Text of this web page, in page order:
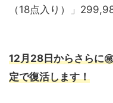
（18点入り）」
12月28日からさらに
定で復活します！